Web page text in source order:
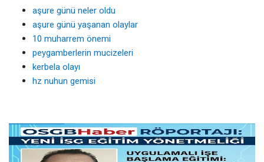
aşure günü neler oldu
aşure günü yaşanan olaylar
10 muharrem önemi
peygamberlerin mucizeleri
kerbela olayı
hz nuhun gemisi